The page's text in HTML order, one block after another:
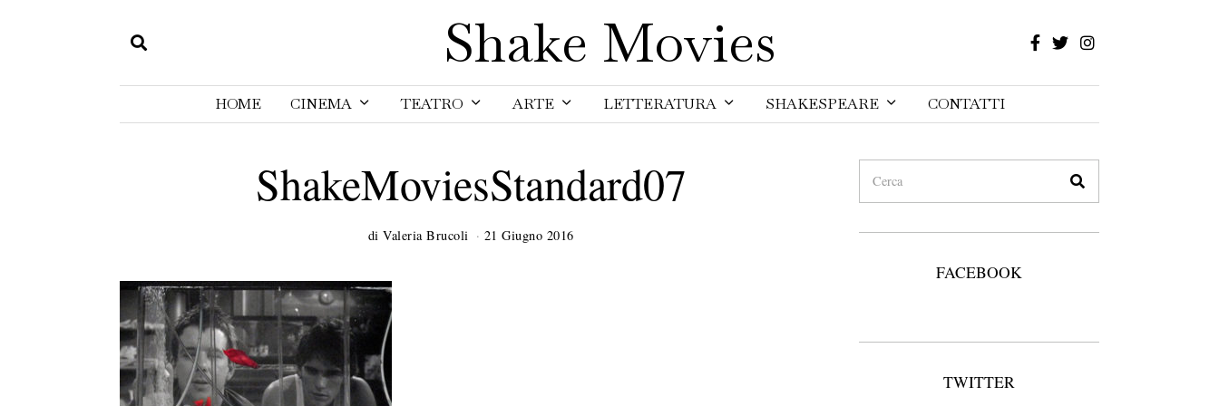
Shake Movies
HOME CINEMA TEATRO ARTE LETTERATURA SHAKESPEARE CONTATTI
ShakeMoviesStandard07
diValeria Brucoli 21 Giugno 2016
FACEBOOK
TWITTER